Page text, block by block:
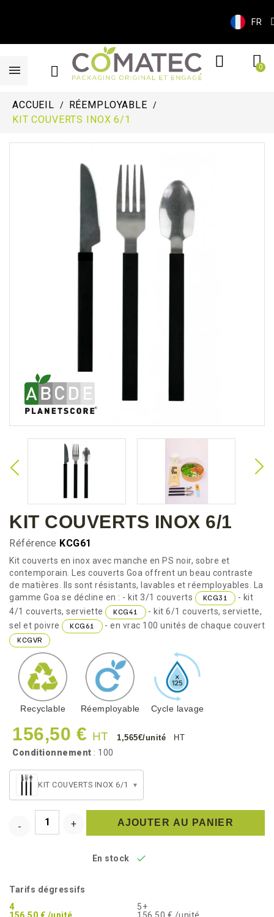
FR
ACCUEIL
RÉEMPLOYABLE
KIT COUVERTS INOX 6/1
KIT COUVERTS INOX 6/1
Référence KCG61
Kit couverts en inox avec manche en PS noir, sobre et
contemporain. Les couverts Goa offrent un beau contraste
de matières. Ils sont résistants, lavables et réemployables. La
gamme Goa se décline en : - kit 3/1 couverts
KCG31
- kit
4/1 couverts, serviette
KCG41
- kit 6/1 couverts, serviette,
sel et poivre
KCG61 - en vrac 100 unités de chaque couvert
KCGVR
Recyclable Réemployable Cycle lavage
156,50 € HT 1,565€/unité HT
Conditionnement : 100
KIT COUVERTS INOX 6/1 ▾
AJOUTER AU PANIER
En stock 
Tarifs dégressifs
4
5+